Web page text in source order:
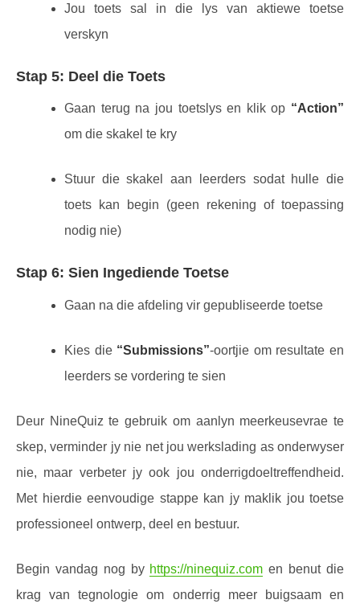
Jou toets sal in die lys van aktiewe toetse
verskyn
Stap 5: Deel die Toets
Gaan terug na jou toetslys en klik op “Action”
om die skakel te kry
Stuur die skakel aan leerders sodat hulle die
toets kan begin (geen rekening of toepassing
nodig nie)
Stap 6: Sien Ingediende Toetse
Gaan na die afdeling vir gepubliseerde toetse
Kies die “Submissions”-oortjie om resultate en
leerders se vordering te sien
Deur NineQuiz te gebruik om aanlyn meerkeusevrae te
skep, verminder jy nie net jou werkslading as onderwyser
nie, maar verbeter jy ook jou onderrigdoeltreffendheid.
Met hierdie eenvoudige stappe kan jy maklik jou toetse
professioneel ontwerp, deel en bestuur.
Begin vandag nog by https://ninequiz.com en benut die
krag van tegnologie om onderrig meer buigsaam en